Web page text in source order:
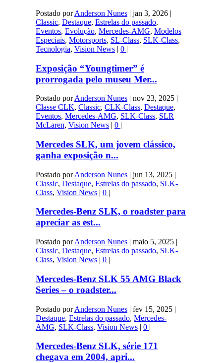
Postado porAnderson Nunes| jan 3, 2026|
Classic, Destaque, Estrelas do passado,
Eventos, Evolução, Mercedes-AMG, Modelos
Especiais, Motorsports, SL-Class, SLK-Class,
Tecnologia, Vision News| 0 |
Exposição “Youngtimer” é
prorrogada pelo museu Mer...
Postado porAnderson Nunes| nov 23, 2025|
Classe CLK, Classic, CLK-Class, Destaque,
Eventos, Mercedes-AMG, SLK-Class, SLR
McLaren, Vision News| 0 |
Mercedes SLK, um jovem clássico,
ganha exposição n...
Postado porAnderson Nunes| jun 13, 2025|
Classic, Destaque, Estrelas do passado, SLK-
Class, Vision News| 0 |
Mercedes-Benz SLK, o roadster para
apreciar as est...
Postado porAnderson Nunes| maio 5, 2025|
Classic, Destaque, Estrelas do passado, SLK-
Class, Vision News| 0 |
Mercedes-Benz SLK 55 AMG Black
Series – o roadster...
Postado porAnderson Nunes| fev 15, 2025|
Destaque, Estrelas do passado, Mercedes-
AMG, SLK-Class, Vision News| 0 |
Mercedes-Benz SLK, série 171
chegava em 2004, apri...